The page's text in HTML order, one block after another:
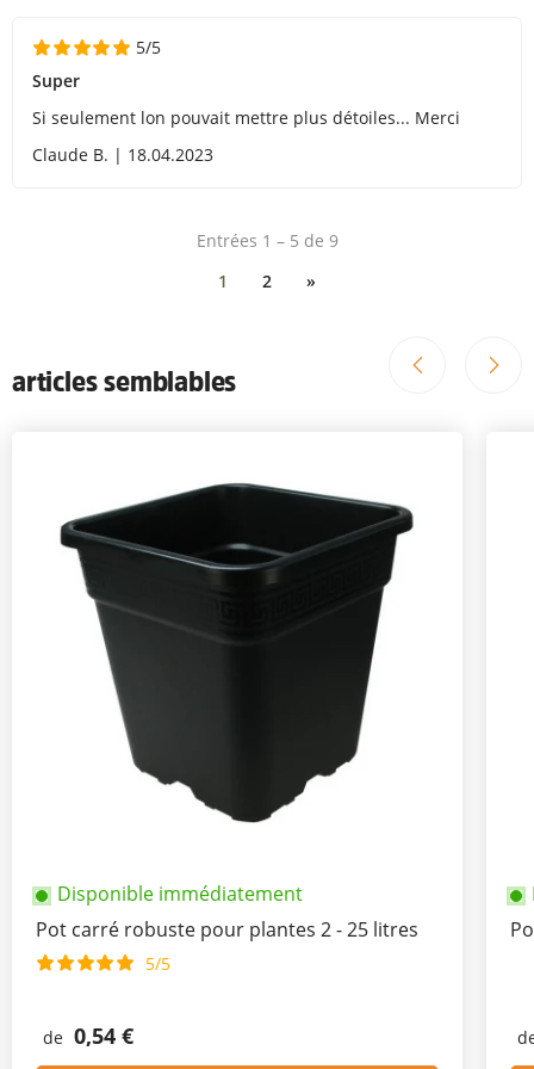
5/5
Super
Si seulement lon pouvait mettre plus détoiles... Merci
Claude B. | 18.04.2023
Entrées 1 – 5 de 9
1
2 »
articles semblables
Disponible immédiatement
Pot carré robuste pour plantes 2 - 25 litres
5/5
de 0,54 €